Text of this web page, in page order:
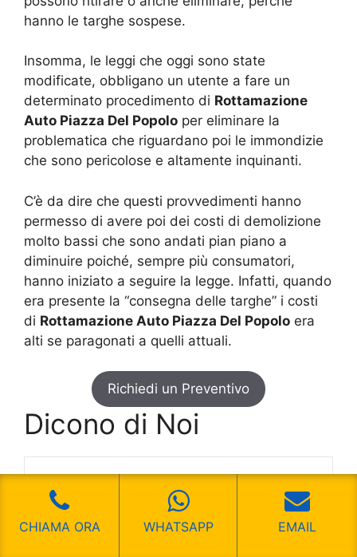
hanno le targhe sospese.
Insomma, le leggi che oggi sono state
modificate, obbligano un utente a fare un
determinato procedimento di Rottamazione
Auto Piazza Del Popolo per eliminare la
problematica che riguardano poi le immondizie
che sono pericolose e altamente inquinanti.
C’è da dire che questi provvedimenti hanno
permesso di avere poi dei costi di demolizione
molto bassi che sono andati pian piano a
diminuire poiché, sempre più consumatori,
hanno iniziato a seguire la legge. Infatti, quando
era presente la “consegna delle targhe” i costi
di Rottamazione Auto Piazza Del Popolo era
alti se paragonati a quelli attuali.
Richiedi un Preventivo
Dicono di Noi
Mi sono trovata molto
bene
CHIAMA ORA WHATSAPP EMAIL